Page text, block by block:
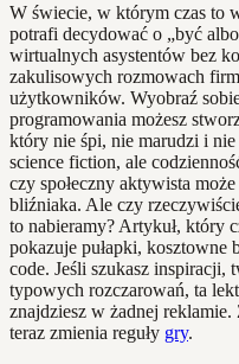
W świecie, w którym czas to
potrafi decydować o „być
wirtualnych asystentów bez
zakulisowych rozmowach
użytkowników. Wyobraź
programowania możesz
który nie śpi, nie marudzi i
science fiction, ale
czy społeczny aktywista
bliźniaka. Ale czy
to nabieramy? Artykuł, który
pokazuje pułapki, kosztowne
code. Jeśli szukasz inspiracji,
typowych rozczarowań, ta
znajdziesz w żadnej
teraz zmienia reguły gry.